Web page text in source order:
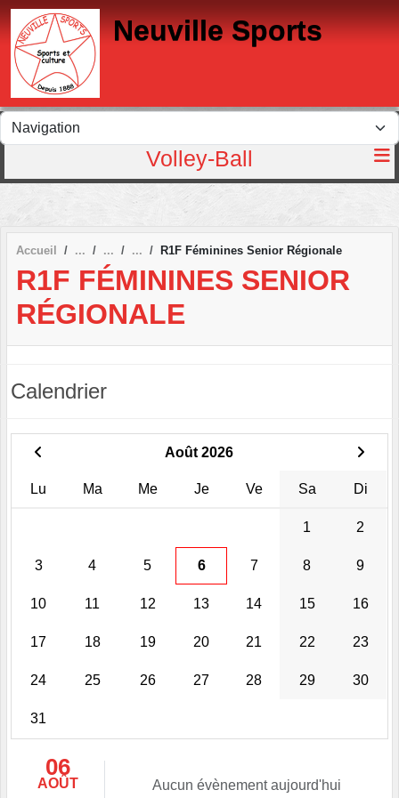
Neuville Sports
Volley-Ball
Accueil R1F Féminines Senior Régionale
R1F FÉMININES SENIOR
RÉGIONALE
Calendrier
Août 2026
Lu Ma Me Je Ve Sa Di
1 2
3 4 5 6 7 8 9
10 11 12 13 14 15 16
17 18 19 20 21 22 23
24 25 26 27 28 29 30
31
06
AOÛT Aucun évènement aujourd'hui
Panneau de gestion des cookies